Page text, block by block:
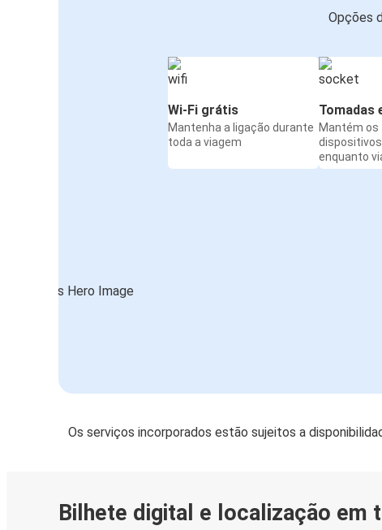
Opções
Wi-Fi grátis
Mantenha a ligação durante
toda a viagem
Tomadas
Mantém os
enquanto
Os serviços incorporados estão sujeitos a
Bilhete digital e localização em